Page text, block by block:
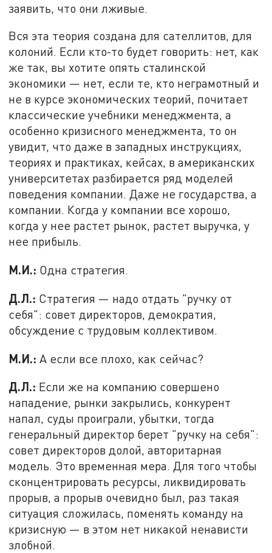
заявить, что они лживые.
Вся эта теория создана для сателлитов, для
колоний. Если кто-то будет говорить: нет, как
же так, вы хотите опять сталинской
экономики — нет, если те, кто неграмотный и
не в курсе экономических теорий, почитает
классические учебники менеджмента, а
особенно кризисного менеджмента, то он
увидит, что даже в западных инструкциях,
теориях и практиках, кейсах, в американских
университетах разбирается ряд моделей
поведения компании. Даже не государства, а
компании. Когда у компании все хорошо,
когда у нее растет рынок, растет выручка, у
нее прибыль.
М.И.: Одна стратегия.
Д.Л.: Стратегия — надо отдать "ручку от
себя": совет директоров, демократия,
обсуждение с трудовым коллективом.
М.И.: А если все плохо, как сейчас?
Д.Л.: Если же на компанию совершено
нападение, рынки закрылись, конкурент
напал, суды проиграли, убытки, тогда
генеральный директор берет "ручку на себя":
совет директоров долой, авторитарная
модель. Это временная мера. Для того чтобы
сконцентрировать ресурсы, ликвидировать
прорыв, а прорыв очевидно был, раз такая
ситуация сложилась, поменять команду на
кризисную — в этом нет никакой ненависти
злобной.